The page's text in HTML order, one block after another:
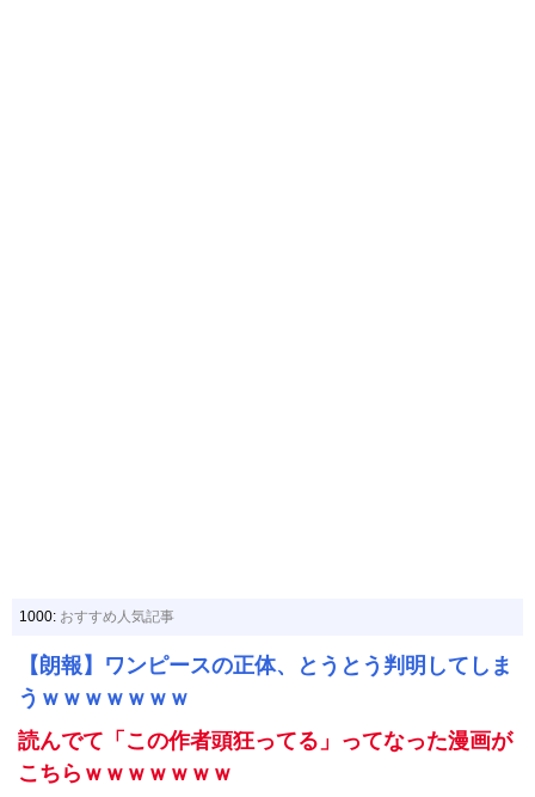
1000: おすすめ人気記事
【朗報】ワンピースの正体、とうとう判明してしま
うｗｗｗｗｗｗｗ
読んでて「この作者頭狂ってる」ってなった漫画が
こちらｗｗｗｗｗｗｗ